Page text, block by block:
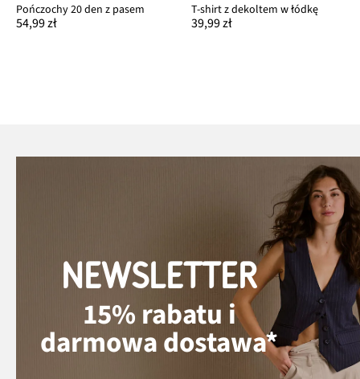
Pończochy 20 den z pasem
54,99 zł
T-shirt z dekoltem w łódkę
39,99 zł
NEWSLETTER
15% rabatu i
darmowa dostawa*